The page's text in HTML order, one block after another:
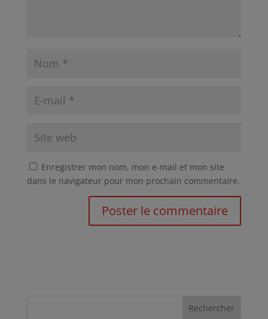
Enregistrer mon nom, mon e-mail et mon site
dans le navigateur pour mon prochain commentaire.